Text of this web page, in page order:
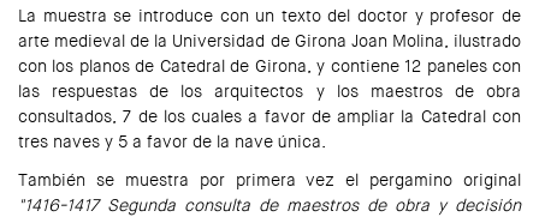
La muestra se introduce con un texto del doctor y profesor de
arte medieval de la Universidad de Girona Joan Molina, ilustrado
con los planos de Catedral de Girona, y contiene 12 paneles con
las respuestas de los arquitectos y los maestros de obra
consultados, 7 de los cuales a favor de ampliar la Catedral con
tres naves y 5 a favor de la nave única.
También se muestra por primera vez el pergamino original
"1416-1417 Segunda consulta de maestros de obra y decisión